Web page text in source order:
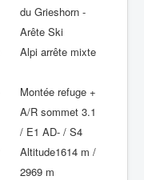
du Grieshorn -
Arête Ski
Alpi arrête mixte
Montée refuge +
A/R sommet 3.1
/ E1 AD- / S4
Altitude1614 m /
2969 m